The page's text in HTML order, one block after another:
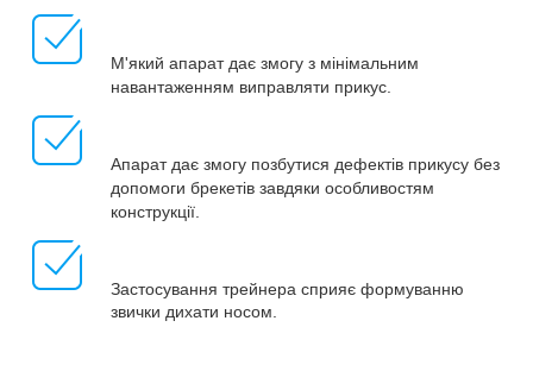
М'який апарат дає змогу з мінімальним
навантаженням виправляти прикус.
Апарат дає змогу позбутися дефектів прикусу без
допомоги брекетів завдяки особливостям
конструкції.
Застосування трейнера сприяє формуванню
звички дихати носом.